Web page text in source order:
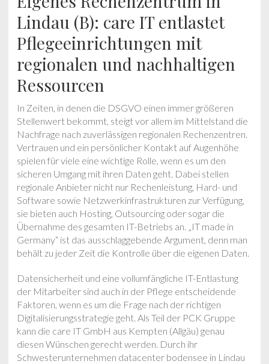
Lindau (B): care IT entlastet
Pflegeeinrichtungen mit
regionalen und nachhaltigen
Ressourcen
In Zeiten, in denen die DSGVO einen immer größeren
Stellenwert bekommt, steigt vor allem im Mittelstand die
Nachfrage nach zuverlässigen regionalen Rechenzentren.
Vertrauen und ein persönlicher Kontakt auf Augenhöhe
spielen für viele eine wichtige Rolle, wenn es um den
sicheren Umgang mit ihren Daten geht. Dabei stellen
regionale Anbieter nicht nur Rechenleistung, Hard- und
Software sowie Netzwerkinfrastrukturen zur Verfügung,
sie bieten auch Hosting, Outsourcing oder sogar die
Übernahme des gesamten IT-Betriebs an. „IT made in
Germany“ ist das ausschlaggebende Argument, denn man
behält zu jeder Zeit die Kontrolle über die eigenen Daten.
Datensicherheit und eine vollumfängliche IT-Entlastung
der Mitarbeiter sind auch in der Pflege entscheidende
Faktoren, wenn es um die Frage nach der richtigen
Digitalisierungsstrategie geht. Als Teil der PCK Gruppe
kann die care IT GmbH aus Kempten (Allgäu) genau
diesen Wünschen gerecht werden. Durch ihr
Schwesterunternehmen datacenter bodensee in Lindau